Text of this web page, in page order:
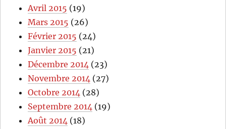
Avril 2015 (19)
Mars 2015 (26)
Février 2015 (24)
Janvier 2015 (21)
Décembre 2014 (23)
Novembre 2014 (27)
Octobre 2014 (28)
Septembre 2014 (19)
Août 2014 (18)